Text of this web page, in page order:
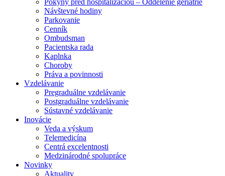
Pokyny pred hospitalizáciou – Oddelenie geriatrie
Návštevné hodiny
Parkovanie
Cenník
Ombudsman
Pacientska rada
Kaplnka
Choroby
Práva a povinnosti
Vzdelávanie
Pregraduálne vzdelávanie
Postgraduálne vzdelávanie
Sústavné vzdelávanie
Inovácie
Veda a výskum
Telemedicína
Centrá excelentnosti
Medzinárodné spolupráce
Novinky
Aktuality